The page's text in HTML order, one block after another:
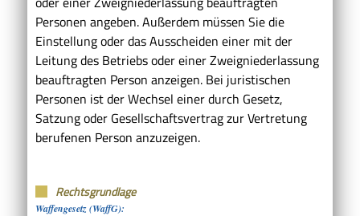
Personen angeben. Außerdem müssen Sie die
Einstellung oder das Ausscheiden einer mit der
Leitung des Betriebs oder einer Zweigniederlassung
beauftragten Person anzeigen. Bei juristischen
Personen ist der Wechsel einer durch Gesetz,
Satzung oder Gesellschaftsvertrag zur Vertretung
berufenen Person anzuzeigen.
Rechtsgrundlage
Waffengesetz (WaffG):